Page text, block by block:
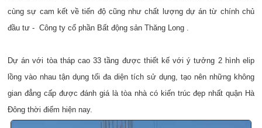
cùng sự cam kết về tiến độ cũng như chất lượng dự án từ chính chủ
đầu tư - Công ty cổ phần Bất động sản Thăng Long .
Dự án với tòa tháp cao 33 tầng được thiết kế với ý tưởng 2 hình elip
lồng vào nhau tận dụng tối đa diện tích sử dụng, tạo nên những không
gian đẳng cấp được đánh giá là tòa nhà có kiến trúc đẹp nhất quận Hà
Đông thời điểm hiện nay.